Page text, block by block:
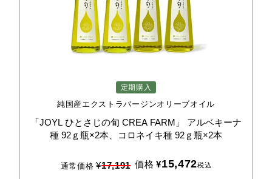
定期購入
純国産エクストラバージンオリーブオイル
「JOYL ひとさじの旬 CREA FARM」 アルベキーナ
種 92ｇ瓶×2本、コロネイキ種 92ｇ瓶×2本
通常価格 ¥17,191 価格 ¥15,472税込